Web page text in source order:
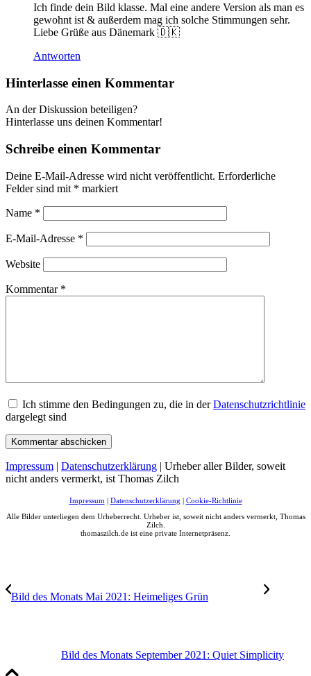
Ich finde dein Bild klasse. Mal eine andere Version als man es
gewohnt ist & außerdem mag ich solche Stimmungen sehr.
Liebe Grüße aus Dänemark 🇩🇰
Antworten
Hinterlasse einen Kommentar
An der Diskussion beteiligen?
Hinterlasse uns deinen Kommentar!
Schreibe einen Kommentar
Deine E-Mail-Adresse wird nicht veröffentlicht. Erforderliche
Felder sind mit * markiert
Name *
E-Mail-Adresse *
Website
Kommentar *
Ich stimme den Bedingungen zu, die in derDatenschutzrichtlinie
dargelegt sind
Impressum | Datenschutzerklärung | Urheber aller Bilder, soweit
nicht anders vermerkt, ist Thomas Zilch
Impressum | Datenschutzerklärung | Cookie-Richtlinie
Alle Bilder unterliegen dem Urheberrecht. Urheber ist, soweit nicht anders vermerkt, Thomas
Zilch.
thomaszilch.de ist eine private Internetpräsenz.
Bild des Monats Mai 2021: Heimeliges Grün
Bild des Monats September 2021: Quiet Simplicity